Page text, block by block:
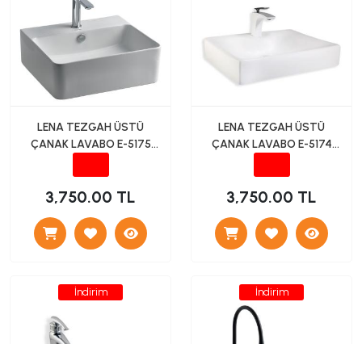
LENA TEZGAH ÜSTÜ
ÇANAK LAVABO E-5175
3,750.00 TL
LENA TEZGAH ÜSTÜ
ÇANAK LAVABO E-5174
3,750.00 TL
İndirim İndirim